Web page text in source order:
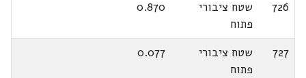
726
שטח ציבורי
פתוח
0.870
727
שטח ציבורי
פתוח
0.077